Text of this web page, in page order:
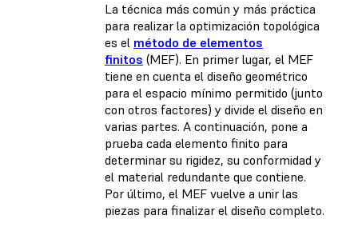
La técnica más común y más práctica
para realizar la optimización topológica
es el método de elementos
finitos (MEF). En primer lugar, el MEF
tiene en cuenta el diseño geométrico
para el espacio mínimo permitido (junto
con otros factores) y divide el diseño en
varias partes. A continuación, pone a
prueba cada elemento finito para
determinar su rigidez, su conformidad y
el material redundante que contiene.
Por último, el MEF vuelve a unir las
piezas para finalizar el diseño completo.